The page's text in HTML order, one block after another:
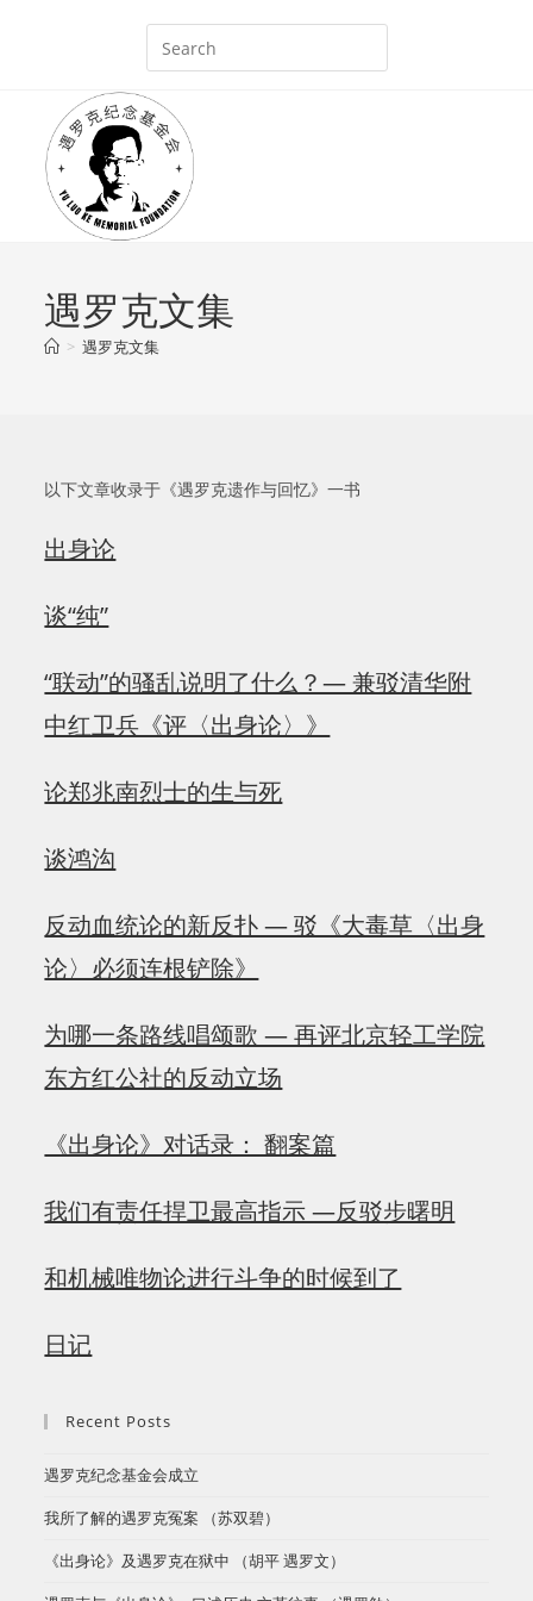
遇罗克文集
> 遇罗克文集
以下文章收录于《遇罗克遗作与回忆》一书
出身论
谈“纯”
“联动”的骚乱说明了什么？— 兼驳清华附
中红卫兵《评〈出身论〉》
论郑兆南烈士的生与死
谈鸿沟
反动血统论的新反扑 — 驳《大毒草〈出身
论〉必须连根铲除》
为哪一条路线唱颂歌 — 再评北京轻工学院
东方红公社的反动立场
《出身论》对话录： 翻案篇
我们有责任捍卫最高指示 —反驳步曙明
和机械唯物论进行斗争的时候到了
日记
Recent Posts
遇罗克纪念基金会成立
​我所了解的遇罗克冤案 （苏双碧）
《出身论》及遇罗克在狱中 （胡平 遇罗文）